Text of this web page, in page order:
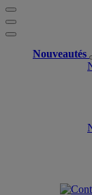
Nouveautés